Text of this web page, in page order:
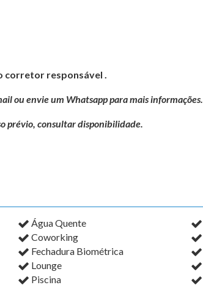
corretor responsável .
ou envie um Whatsapp para mais informações.
prévio, consultar disponibilidade.
Água Quente
Coworking
Fechadura Biométrica
Lounge
Piscina